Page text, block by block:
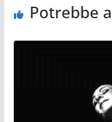
Potrebbe